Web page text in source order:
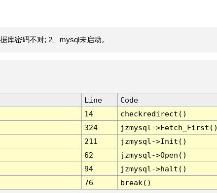
库密码不对; 2、mysql未启动。
Line
Code
14
checkredirect()
324
jzmysql-
211
jzmysql->Init()
62
jzmysql->Open()
94
jzmysql->halt()
76 break()